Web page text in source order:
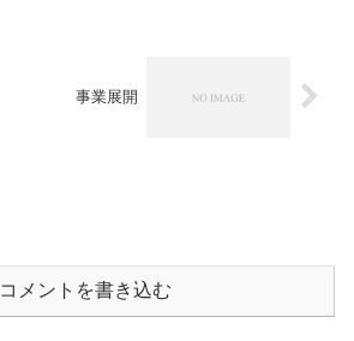
事業展開
コメントを書き込む